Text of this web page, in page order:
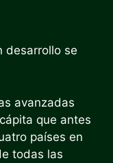
desarrollo se
avanzadas
que antes
países en
todas las